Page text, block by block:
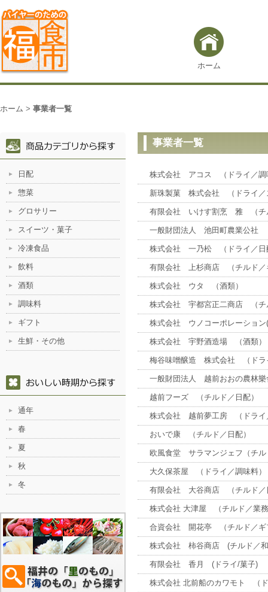
ホーム
ホーム > 事業者一覧
事業者一覧
株式会社 アコス （ドライ／調
新珠製菓 株式会社 （ドライ／
有限会社 いけす割烹 雅 （チ
一般財団法人 池田町農業公社
株式会社 一乃松 （ドライ／日
有限会社 上杉商店 （チルド／
株式会社 ウタ （酒類）
株式会社 宇都宮正二商店 （チ
株式会社 ウノコーポレーション
株式会社 宇野酒造場 （酒類）
梅谷味噌醸造 株式会社 （ドラ
一般財団法人 越前おおの農林
越前フーズ （チルド／日配）
株式会社 越前夢工房 （ドライ
おいで康 （チルド／日配）
欧風食堂 サラマンジェフ（チル
大久保茶屋 （ドライ／調味料）
有限会社 大谷商店 （チルド／
株式会社 大津屋 （チルド／業
合資会社 開花亭 （チルド／ギ
株式会社 柿谷商店 (チルド／和
有限会社 香月 (ドライ/菓子)
株式会社 北前船のカワモト （
日配
惣菜
グロサリー
スイーツ・菓子
冷凍食品
飲料
酒類
調味料
ギフト
生鮮・その他
通年
春
夏
秋
冬